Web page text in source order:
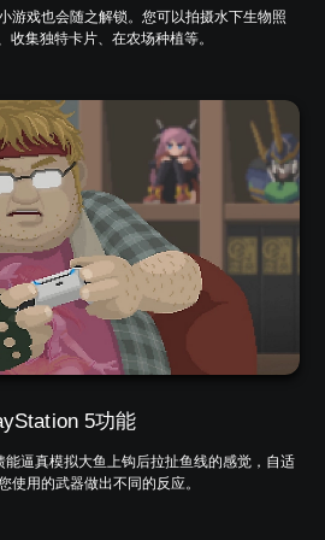
游戏也会随之解锁。您可以拍摄水下生物照
收集独特卡片、在农场种植等。
5功能
逼真模拟大鱼上钩后拉扯鱼线的感觉，自适
使用的武器做出不同的反应。